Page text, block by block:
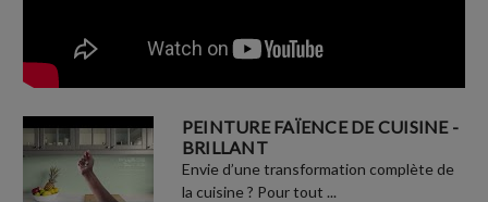
PEINTURE FAÏENCE DE CUISINE -
BRILLANT
Envie d’une transformation complète de
la cuisine ? Pour tout ...